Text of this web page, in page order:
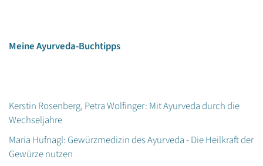
Meine Ayurveda-Buchtipps
Kerstin Rosenberg, Petra Wolfinger: Mit Ayurveda durch die
Wechseljahre
Maria Hufnagl: Gewürzmedizin des Ayurveda - Die Heilkraft der
Gewürze nutzen